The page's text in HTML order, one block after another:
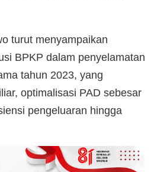
turut menyampaikan
BPKP dalam penyelamatan
tahun 2023, yang
optimalisasi PAD sebesar
pengeluaran hingga